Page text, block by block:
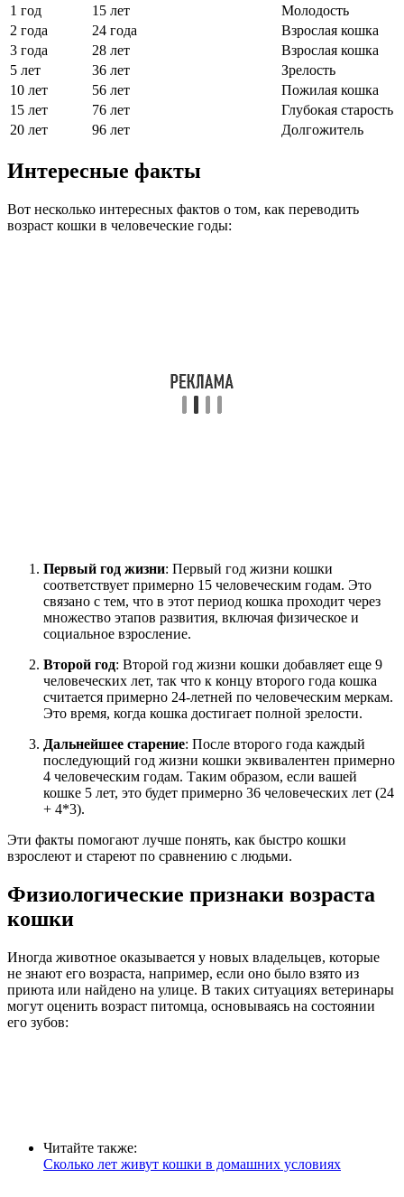
1 год
15 лет
Молодость
2 года
24 года
Взрослая кошка
3 года
28 лет
Взрослая кошка
5 лет
36 лет
Зрелость
10 лет
56 лет
Пожилая кошка
15 лет
76 лет
Глубокая старость
20 лет
96 лет Долгожитель
Интересные факты
Вот несколько интересных фактов о том, как переводить
возраст кошки в человеческие годы:
Первый год жизни: Первый год жизни кошки
соответствует примерно 15 человеческим годам. Это
связано с тем, что в этот период кошка проходит через
множество этапов развития, включая физическое и
социальное взросление.
Второй год: Второй год жизни кошки добавляет еще 9
человеческих лет, так что к концу второго года кошка
считается примерно 24-летней по человеческим меркам.
Это время, когда кошка достигает полной зрелости.
Дальнейшее старение: После второго года каждый
последующий год жизни кошки эквивалентен примерно
4 человеческим годам. Таким образом, если вашей
кошке 5 лет, это будет примерно 36 человеческих лет (24
+ 4*3).
Эти факты помогают лучше понять, как быстро кошки
взрослеют и стареют по сравнению с людьми.
Физиологические признаки возраста
кошки
Иногда животное оказывается у новых владельцев, которые
не знают его возраста, например, если оно было взято из
приюта или найдено на улице. В таких ситуациях ветеринары
могут оценить возраст питомца, основываясь на состоянии
его зубов:
Читайте также:
Сколько лет живут кошки в домашних условиях